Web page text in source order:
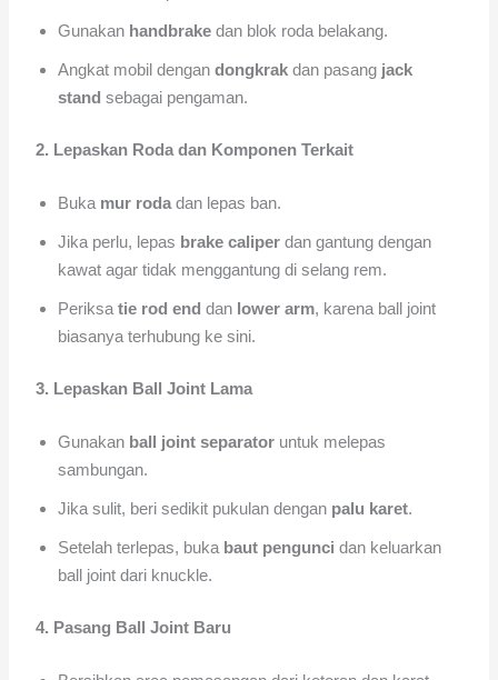
Gunakan handbrake dan blok roda belakang.
Angkat mobil dengandongkrak dan pasang jack
stand sebagai pengaman.
2. Lepaskan Roda dan Komponen Terkait
Buka mur roda dan lepas ban.
Jika perlu, lepas brake caliper dan gantung dengan
kawat agar tidak menggantung di selang rem.
Periksatie rod end dan lower arm, karena ball joint
biasanya terhubung ke sini.
3. Lepaskan Ball Joint Lama
Gunakan ball joint separator untuk melepas
sambungan.
Jika sulit, beri sedikit pukulan dengan palu karet.
Setelah terlepas, buka baut pengunci dan keluarkan
ball joint dari knuckle.
4. Pasang Ball Joint Baru